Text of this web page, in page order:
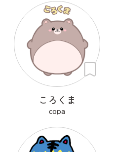
ころくま
copa